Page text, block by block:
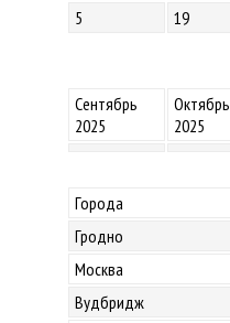
5
19
Сентябрь
2025
Октябрь
2025
Города
Гродно
Москва
Вудбридж